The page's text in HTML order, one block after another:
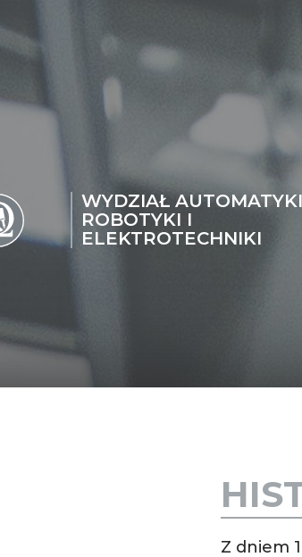
WYDZIAŁ
ROBOTYKI I
ELEKTROTECHNIKI
Z dniem